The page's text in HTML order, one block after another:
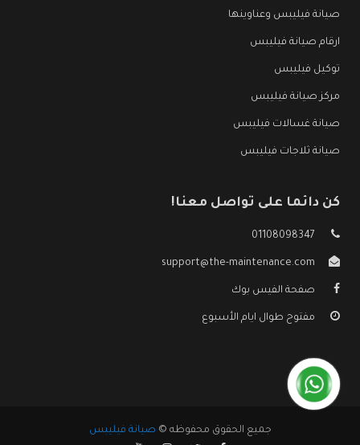
صيانة فيليبس وعناوينها
ارقام صيانة فيليبس
توكيل فيليبس
مركز صيانة فيليبس
صيانة غسالات فيليبس
صيانة ثلاجات فيليبس
كن دائما على تواصل معنا!
01108098347
support@the-maintenance.com
صفحة الفيس بوك
مفتوح طوال ايام الأسبوع
جميع الحقوق محفوظه © صيانة فيليبس